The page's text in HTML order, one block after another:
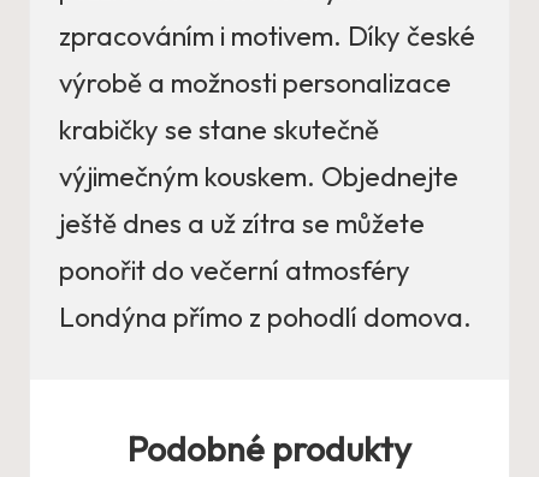
zpracováním i motivem. Díky české
výrobě a možnosti personalizace
krabičky se stane skutečně
výjimečným kouskem. Objednejte
ještě dnes a už zítra se můžete
ponořit do večerní atmosféry
Londýna přímo z pohodlí domova.
Podobné produkty